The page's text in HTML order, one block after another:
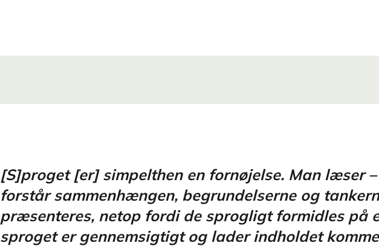
[S]proget [er] simpelthen en fornøjelse. Man læser
forstår sammenhængen, begrundelserne og
præsenteres, netop fordi de sprogligt formidles på
sproget er gennemsigtigt og lader indholdet